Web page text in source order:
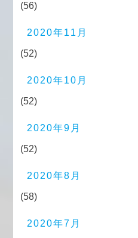
(56)
2020年11月
(52)
2020年10月
(52)
2020年9月
(52)
2020年8月
(58)
2020年7月